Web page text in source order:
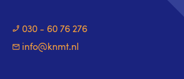
030 - 60 76 276
info@knmt.nl